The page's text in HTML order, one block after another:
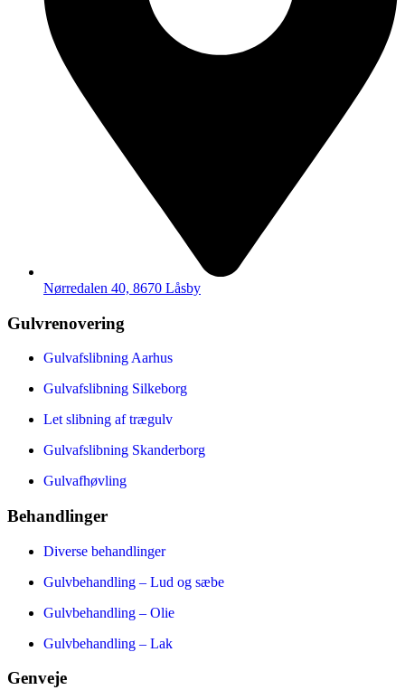
Nørredalen 40, 8670 Låsby
Gulvrenovering
Gulvafslibning Aarhus
Gulvafslibning Silkeborg
Let slibning af trægulv
Gulvafslibning Skanderborg
Gulvafhøvling
Behandlinger
Diverse behandlinger
Gulvbehandling – Lud og sæbe
Gulvbehandling – Olie
Gulvbehandling – Lak
Genveje